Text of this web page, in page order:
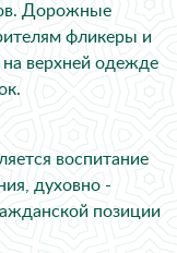
Дорожные
фликеры и
верхней одежде
воспитание
духовно -
позиции